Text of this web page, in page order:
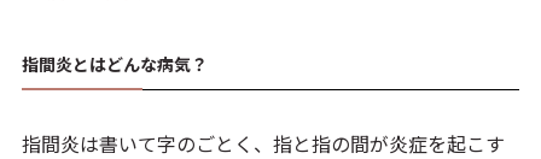
指間炎とはどんな病気？
指間炎は書いて字のごとく、指と指の間が炎症を起こす